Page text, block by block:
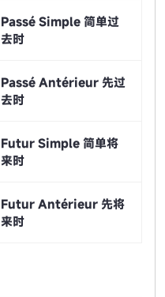
Passé Simple 简单过
去时
Passé Antérieur 先过
去时
Futur Simple 简单将
来时
Futur Antérieur 先将
来时